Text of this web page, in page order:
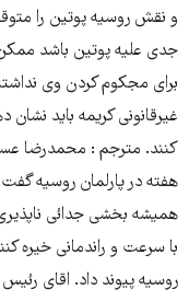
و نقش روسیه پوتین را
جدی علیه پوتین باشد
برای مجکوم کردن وی نداشته
غیرقانونی کریمه باید
کنند. مترجم : محمدرضا
هفته در پارلمان روسیه
همیشه بخشی جدائی
با سرعت و راندمانی خیره
روسیه پیوند داد. اقای